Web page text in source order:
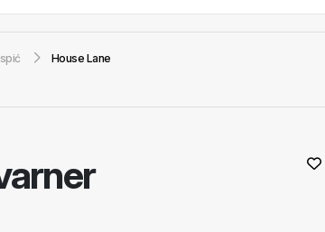
House Lane